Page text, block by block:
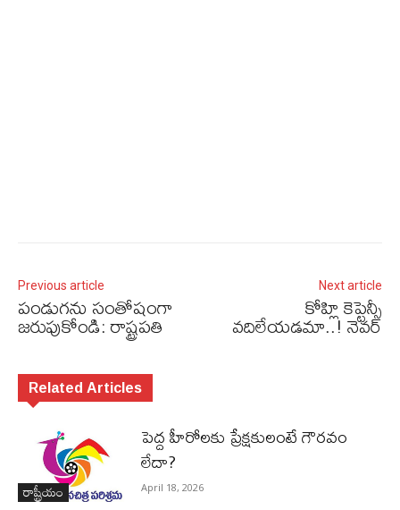
Previous article
పండుగను సంతోషంగా
జరుపుకోండి: రాష్ట్రపతి
Next article
కోహ్లి కెప్టెన్సీ
వదిలేయడమా..! నెవర్
Related Articles
రాష్ట్రీయం
పెద్ద హీరోల‌కు ప్రేక్ష‌కులంటే గౌర‌వం
లేదా?
April 18, 2026